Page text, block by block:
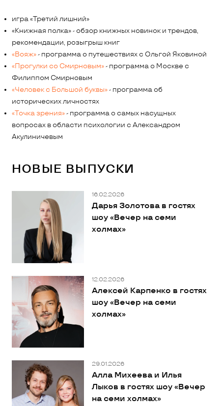
игра «Третий лишний»
«Книжная полка» - обзор книжных новинок и трендов,
рекомендации, розыгрыш книг
«Вояж»- программа о путешествиях с Ольгой Яковиной
«Прогулки со Смирновым»- программа о Москве с
Филиппом Смирновым
«Человек с Большой буквы»- программа об
исторических личностях
«Точка зрения»- программа о самых насущных
вопросах в области психологии с Александром
Акулиничевым
НОВЫЕ ВЫПУСКИ
16.02.2026
Дарья Золотова в гостях
шоу «Вечер на семи
холмах»
12.02.2026
Алексей Карпенко в гостях
шоу «Вечер на семи
холмах»
29.01.2026
Алла Михеева и Илья
Лыков в гостях шоу «Вечер
на семи холмах»